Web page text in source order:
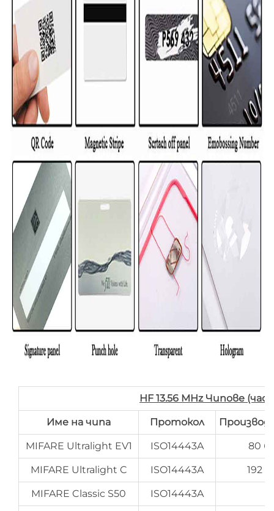
HF 13.56 MHz Чипове
Име на чипа Протокол
MIFARE Ultralight EV1 ISO14443A 80
MIFARE Ultralight C ISO14443A 192
MIFARE Classic S50 ISO14443A